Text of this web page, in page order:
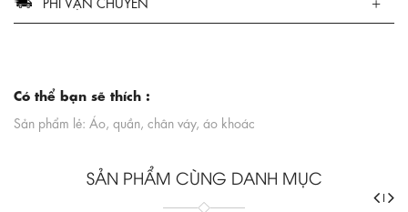
Có thể bạn sẽ thích :
Sản phẩm lẻ: Áo, quần, chân váy, áo khoác
SẢN PHẨM CÙNG DANH MỤC